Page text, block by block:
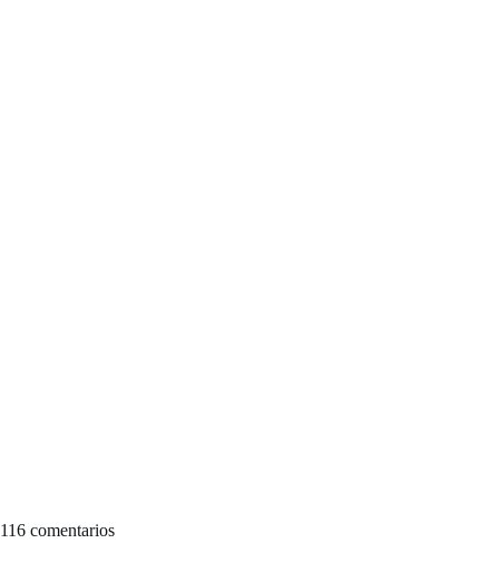
116 comentarios